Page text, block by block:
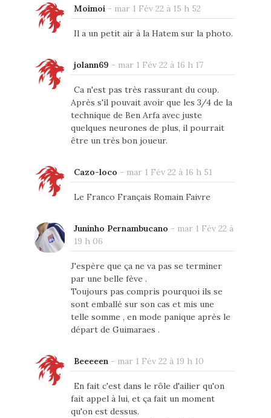
Moimoi- mar 1 Fév 22 à 15 h 52
Il a un petit air à la Hatem sur la photo.
jolann69 - mar 1 Fév 22 à 16 h 17
Ca n'est pas très rassurant du coup.
Après s'il pouvait avoir que les 3/4 de la
technique de Ben Arfa avec juste
quelques neurones de plus, il pourrait
être un très bon joueur.
Cazo-loco - mar 1 Fév 22 à 16 h 51
Le Franco Français Romain Faivre
Juninho Pernambucano - mar 1 Fév 22 à
19 h 06
J'espère que ça ne va pas se terminer
par une belle fève .
Toujours pas compris pourquoi ils se
sont emballé sur son cas et mis une
telle somme , en mode panique après le
départ de Guimaraes .
Beeeeen- mar 1 Fév 22 à 19 h 10
En fait c'est dans le rôle d'ailier qu'on
fait appel à lui, et ça fait un moment
qu'on est dessus.